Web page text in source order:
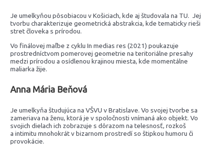
Je umelkyňou pôsobiacou v Košiciach, kde aj študovala na TU. Jej
tvorbu charakterizuje geometrická abstrakcia, kde tematicky rieši
stret človeka s prírodou.
Vo finálovej maľbe z cyklu In medias res (2021) poukazuje
prostredníctvom pomerovej geometrie na teritoriálne presahy
medzi prírodou a osídlenou krajinou miesta, kde momentálne
maliarka žije.
Anna Mária Beňová
Je umelkyňa študujúca na VŠVU v Bratislave. Vo svojej tvorbe sa
zameriava na ženu, ktorá je v spoločnosti vnímaná ako objekt. Vo
svojich dielach ich zobrazuje s dôrazom na telesnosť, rozkoš
a intimitu mnohokrát v bizarnom prostredí so štipkou humoru či
provokácie.